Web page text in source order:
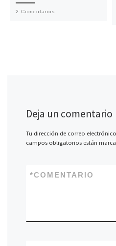
2 Comentarios
Deja un comentario
Tu dirección de correo
campos obligatorios están
COMENTARIO
*